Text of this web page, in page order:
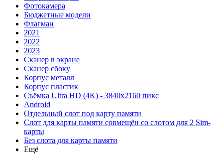
Фотокамера
Бюджетные модели
Флагман
2021
2022
2023
Сканер в экране
Сканер сбоку
Корпус металл
Корпус пластик
Съёмка Ultra HD (4K) - 3840x2160 пикс
Android
Отдельный слот под карту памяти
Слот для карты памяти совмещён со слотом для 2 Sim-
карты
Без слота для карты памяти
Ещё